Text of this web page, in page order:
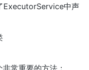
ExecutorService中声
常重要的方法：